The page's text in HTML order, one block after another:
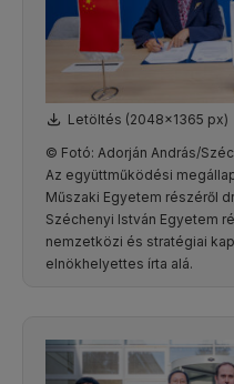
Letöltés (2048x1365 px)
© Fotó: Adorján András/
Az együttműködési
Műszaki Egyetem részéről
Széchenyi István Egyetem
nemzetközi és stratégiai
elnökhelyettes írta alá.